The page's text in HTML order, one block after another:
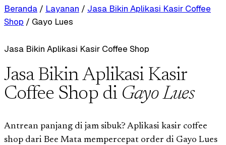
Beranda / Layanan / Jasa Bikin Aplikasi Kasir Coffee
Shop / Gayo Lues
Jasa Bikin Aplikasi Kasir Coffee Shop
Jasa Bikin Aplikasi Kasir
Coffee Shop di Gayo Lues
Antrean panjang di jam sibuk? Aplikasi kasir coffee
shop dari Bee Mata mempercepat order di Gayo Lues